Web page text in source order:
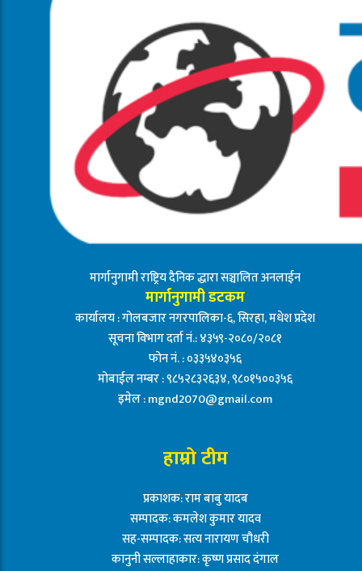
मार्गानुगामी राष्ट्रिय दैनिक द्धारा सञ्चालित अनलाईन
मार्गानुगामी डटकम
कार्यालय : गोलबजार नगरपालिका-६, सिरहा, मधेश प्रदेश
सूचना विभाग दर्ता नं.: ४३५९-२०८०/२०८१
फोन नं. : ०३३५४०३५६
मोबाईल नम्बर : ९८५२८३२६३४, ९८०१५००३५६
इमेल :mgnd2070@gmail.com
हाम्रो टीम
प्रकाशक: राम बाबु यादब
सम्पादक: कमलेश कुमार यादव
सह-सम्पादक: सत्य नारायण चौधरी
कानुनी सल्लाहाकार: कृष्ण प्रसाद दंगाल